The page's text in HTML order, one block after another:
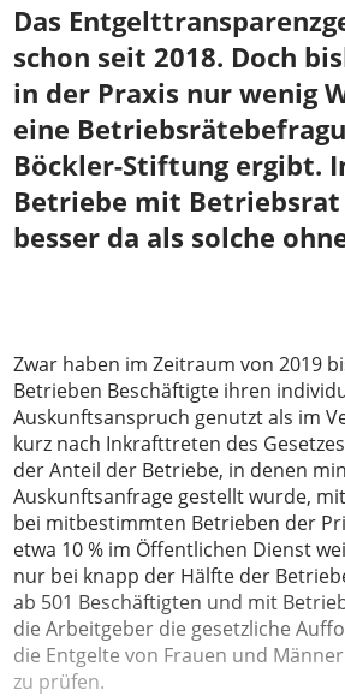
Das
schon seit 2018. Doch
in der Praxis nur wenig
eine
Böckler-Stiftung ergibt.
Betriebe mit Betriebsrat
besser da als solche
Zwar haben im Zeitraum von 2019
Betrieben Beschäftigte ihren
Auskunftsanspruch genutzt als im
kurz nach Inkrafttreten des
der Anteil der Betriebe, in denen
Auskunftsanfrage gestellt wurde,
bei mitbestimmten Betrieben der
etwa 10 % im Öffentlichen Dienst
nur bei knapp der Hälfte der
ab 501 Beschäftigten und mit
die Arbeitgeber die gesetzliche
die Entgelte von Frauen und
zu prüfen.